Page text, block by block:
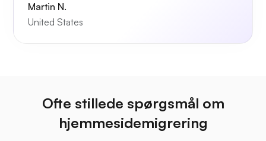
Martin N.
United States
Ofte stillede spørgsmål om
hjemmesidemigrering